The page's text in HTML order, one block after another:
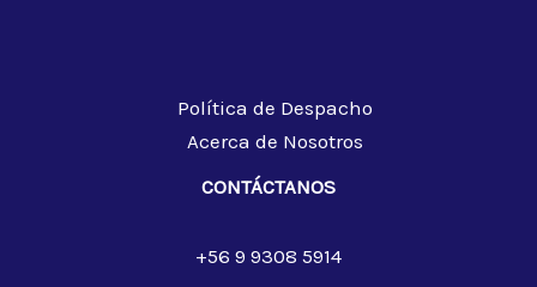
Política de Despacho
Acerca de Nosotros
CONTÁCTANOS
+56 9 9308 5914